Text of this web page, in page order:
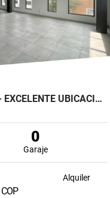
ARRIENDO BODEGA - EXCELENTE UBICACION
0
Garaje
Alquiler
COP